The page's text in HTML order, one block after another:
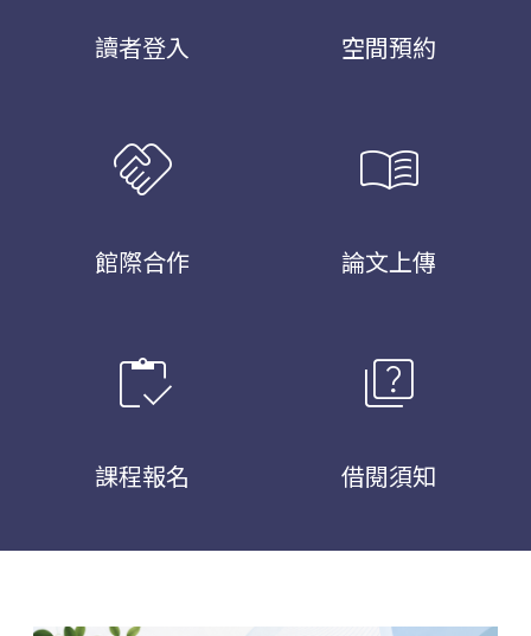
讀者登入 空間預約
handshake
館際合作
menu_book
論文上傳
inventory
課程報名
quiz
借閱須知